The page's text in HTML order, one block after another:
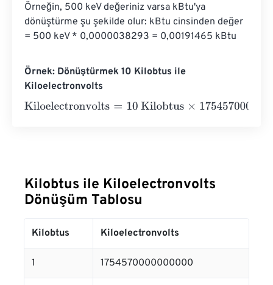
Örneğin, 500 keV değeriniz varsa kBtu'ya
dönüştürme şu şekilde olur: kBtu cinsinden değer
= 500 keV * 0,0000038293 = 0,00191465 kBtu
Örnek: Dönüştürmek 10 Kilobtus ile
Kiloelectronvolts
Kiloelectronvolts=10 Kilobtus×1754570000000000
Kilobtus ile Kiloelectronvolts
Dönüşüm Tablosu
Kilobtus Kiloelectronvolts
1 1754570000000000